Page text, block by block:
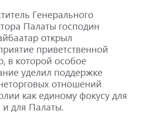
Генерального
Палаты господин
открыл
приветственной
в которой особое
уделил поддержке
отношений
как единому фокусу для
и для Палаты.